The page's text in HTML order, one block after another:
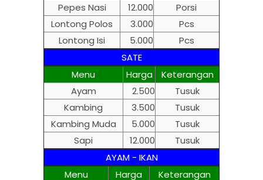
Pepes Nasi
12.000
Porsi
Lontong Polos
3.000
Pcs
Lontong Isi
5.000
Pcs
SATE
Menu
Harga
Keterangan
Ayam
2.500
Tusuk
Kambing
3.500
Tusuk
Kambing Muda
5.000
Tusuk
Sapi
12.000
Tusuk
AYAM - IKAN
Menu
Harga
Keterangan